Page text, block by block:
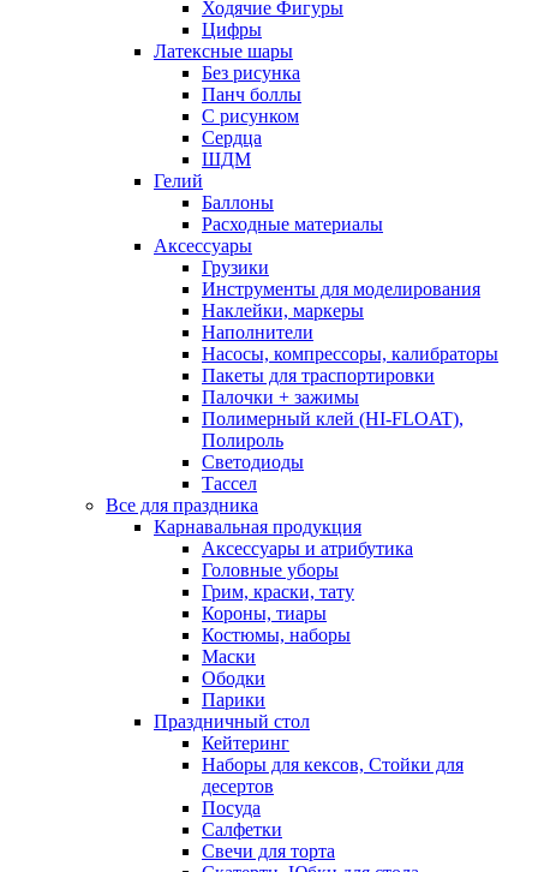
Ходячие Фигуры
Цифры
Латексные шары
Без рисунка
Панч боллы
С рисунком
Сердца
ШДМ
Гелий
Баллоны
Расходные материалы
Аксессуары
Грузики
Инструменты для моделирования
Наклейки, маркеры
Наполнители
Насосы, компрессоры, калибраторы
Пакеты для траспортировки
Палочки + зажимы
Полимерный клей (HI-FLOAT),
Полироль
Светодиоды
Тассел
Все для праздника
Карнавальная продукция
Аксессуары и атрибутика
Головные уборы
Грим, краски, тату
Короны, тиары
Костюмы, наборы
Маски
Ободки
Парики
Праздничный стол
Кейтеринг
Наборы для кексов, Стойки для
десертов
Посуда
Салфетки
Свечи для торта